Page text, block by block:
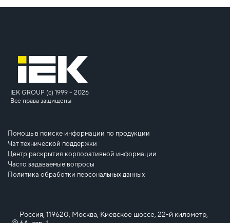
IEK GROUP (c) 1999 – 2026
Все права защищены
Помощь в поиске информации по продукции
Чат технической поддержки
Центр раскрытия корпоративной информации
Часто задаваемые вопросы
Политика обработки персональных данных
Россия, 119620, Москва, Киевское шоссе, 22-й километр,